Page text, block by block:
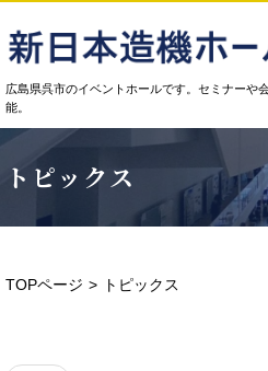
広島県呉市のイベントホールです。セミナーや
能。
トピックス
TOPページ トピックス